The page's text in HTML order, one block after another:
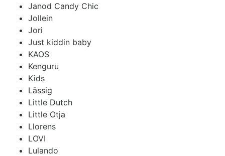
Janod Candy Chic
Jollein
Jori
Just kiddin baby
KAOS
Kenguru
Kids
Lässig
Little Dutch
Little Otja
Llorens
LOVI
Lulando